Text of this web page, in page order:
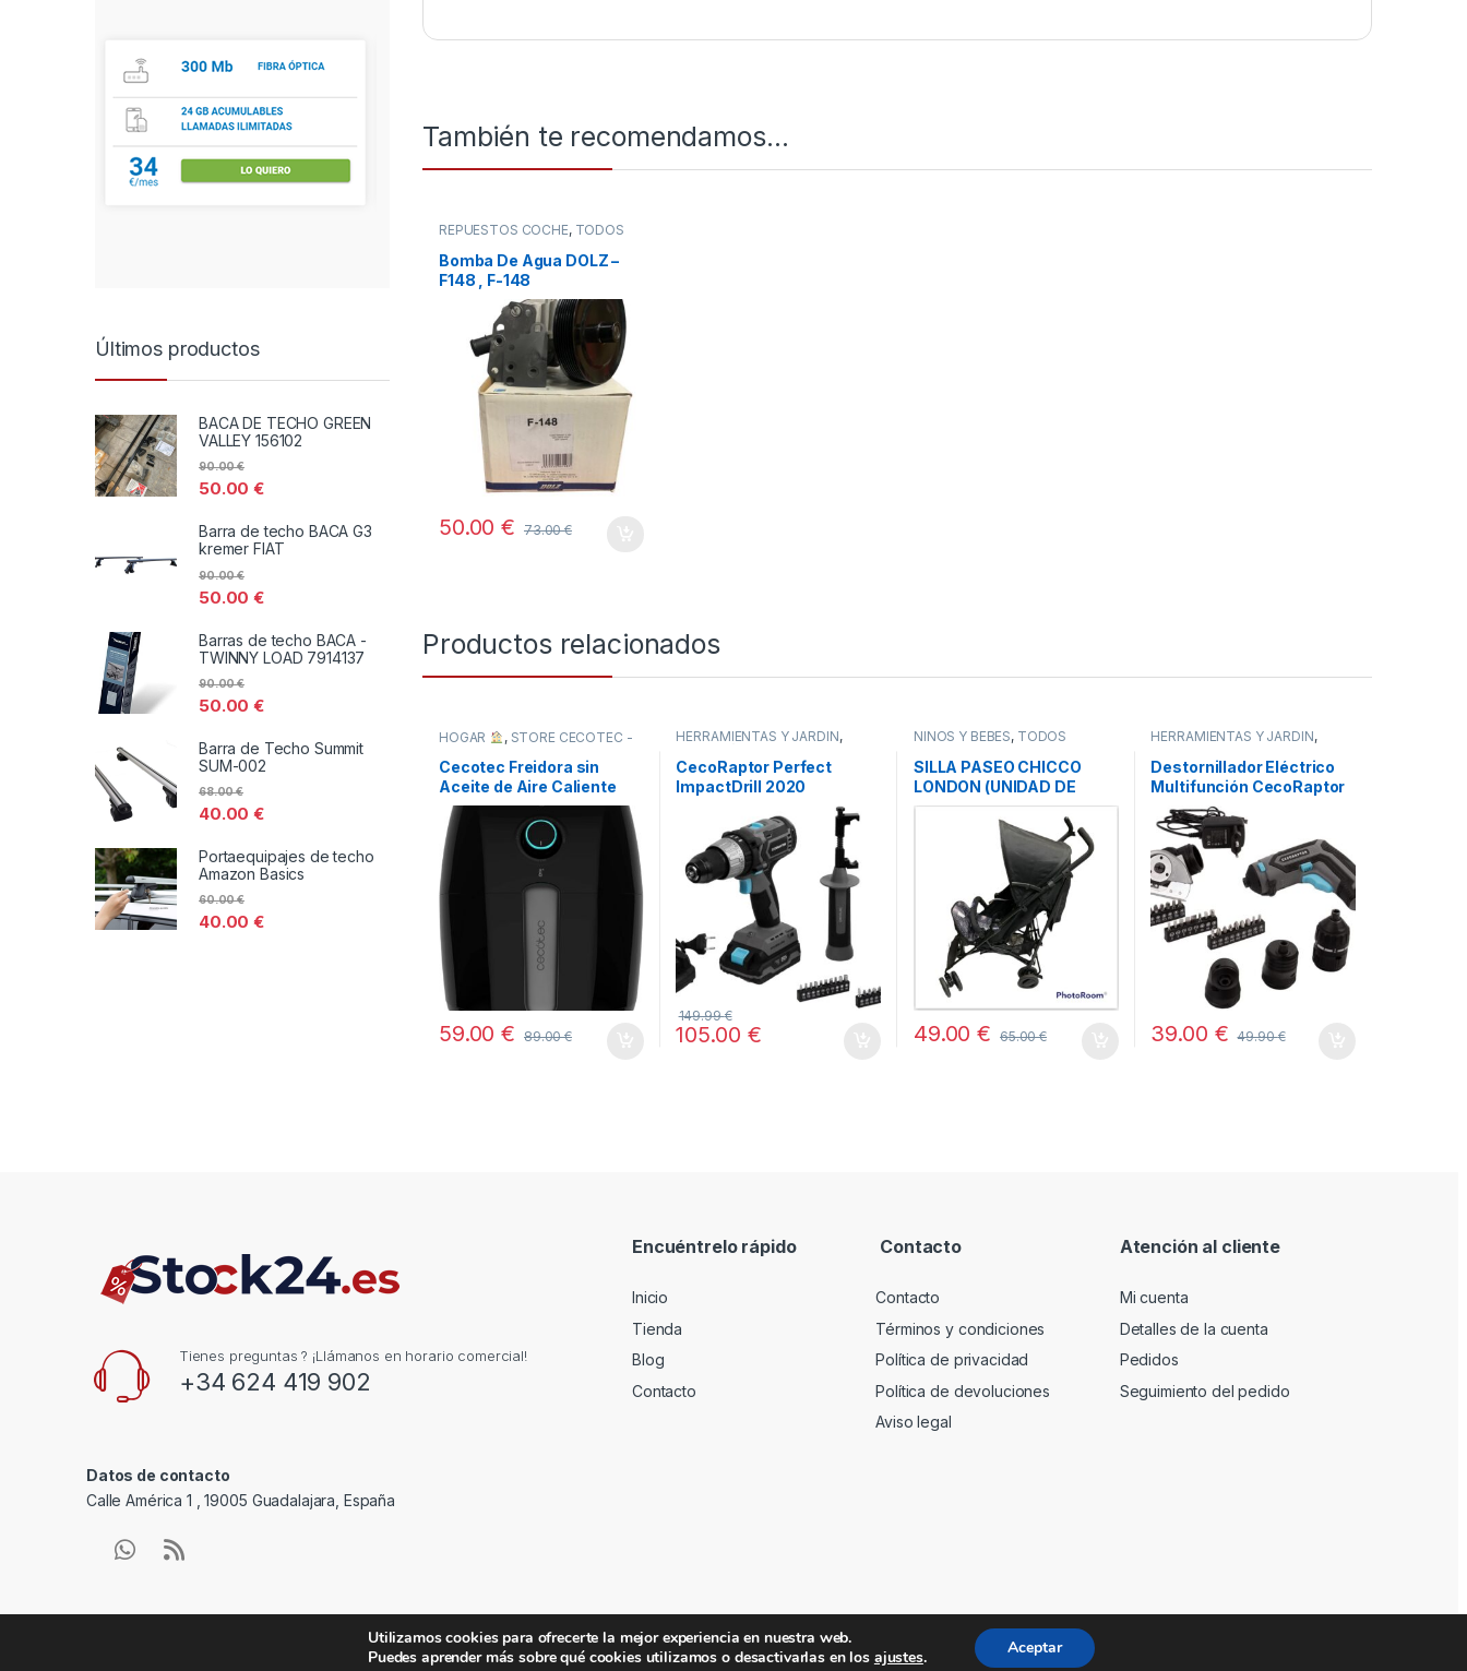
También te recomendamos…
REPUESTOS COCHE, TODOS
Bomba De Agua DOLZ –
F148 , F-148
50.00€ 73.00€
Productos relacionados
HOGAR , STORE CECOTEC -
TODOS
Cecotec Freidora sin
Aceite de Aire Caliente
Cecofry Compact Rapid
59.00€ 89.00€
HERRAMIENTAS Y JARDÍN,
DISTRIBUIDOR OFICIAL
TODOS
CecoRaptor Perfect
ImpactDrill 2020
105.00 €
149.99€
NIÑOS Y BEBÉS, TODOS
SILLA PASEO CHICCO
LONDON (UNIDAD DE
EXPOSICION – SIN
EMBALAJE ORIGINAL)
49.00€ 65.00€
HERRAMIENTAS Y JARDÍN,
DISTRIBUIDOR OFICIAL
,
TODOS
Destornillador Eléctrico
Multifunción CecoRaptor
Perfect MultiWork 360
Ultra
39.00 € 49.90€
Últimos productos
BACA DE TECHO GREEN
VALLEY 156102
50.00€
90.00€
Barra de techo BACA G3
kremer FIAT
50.00€
90.00€
Barras de techo BACA -
TWINNY LOAD 7914137
50.00€
90.00€
Barra de Techo Summit
SUM-002
40.00€
68.00€
Portaequipajes de techo
Amazon Basics
40.00€
60.00€
Tienes preguntas ? ¡Llámanos en horario comercial!
+34 624 419 902
Datos de contacto
Calle América 1 , 19005 Guadalajara, España
Encuéntrelo rápido
Inicio
Tienda
Blog
Contacto
Contacto
Contacto
Términos y condiciones
Política de privacidad
Política de devoluciones
Aviso legal
Atención al cliente
Mi cuenta
Detalles de la cuenta
Pedidos
Seguimiento del pedido
© stock24.es - Reservados todos los derechos
Utilizamos cookies para ofrecerte la mejor experiencia en nuestra web.
Puedes aprender más sobre qué cookies utilizamos o desactivarlas en los ajustes. Aceptar